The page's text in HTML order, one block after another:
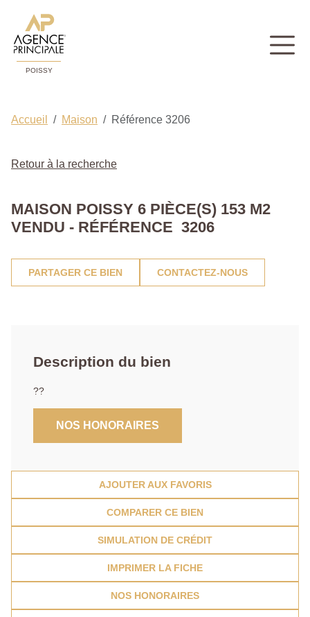
POISSY
Accueil Maison Référence 3206
Retour à la recherche
MAISON POISSY 6 PIÈCE(S) 153 M2
VENDU - RÉFÉRENCE 3206
PARTAGER CE BIEN CONTACTEZ-NOUS
Description du bien
??
NOS HONORAIRES
AJOUTER AUX FAVORIS
COMPARER CE BIEN
SIMULATION DE CRÉDIT
IMPRIMER LA FICHE
NOS HONORAIRES